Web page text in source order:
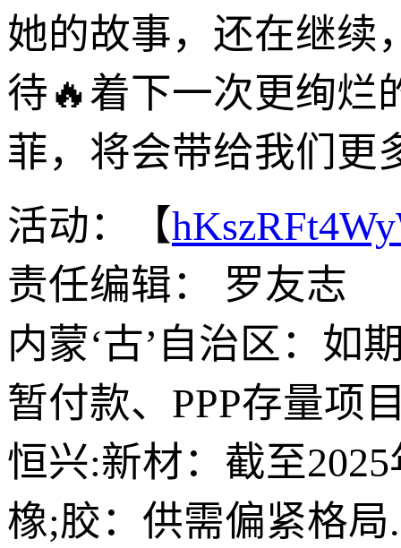
她的故事，还在继续
待🔥着下一次更绚烂
菲，将会带给我们更
活动：【
责任编辑： 罗友志
内蒙‘古’自治区：如
暂付款、PPP存量项
恒兴:新材：截至
橡;胶：供需偏紧格